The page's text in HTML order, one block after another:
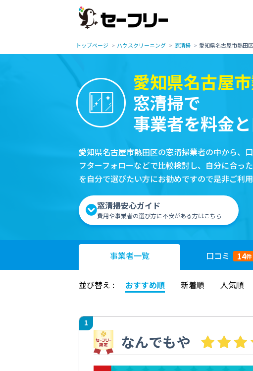
トップページ ハウスクリーニング 窓清掃 愛知県名古屋市熱田
愛知県名古屋
窓清掃で
事業者を料金
愛知県名古屋市熱田区の窓清掃業者の中から、
フターフォローなどで比較検討し、自分に合っ
を自分で選びたい方にお勧めですので是非ご利用
窓清掃安心ガイド
費用や事業者の選び方に不安がある方はこちら
事業者一覧 口コミ 14件
並び替え : おすすめ順 新着順 人気順
1
なんでもや